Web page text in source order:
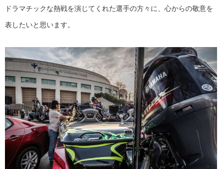
ドラマチックな熱戦を演じてくれた選手の方々に、心からの敬意を
表したいと思います。